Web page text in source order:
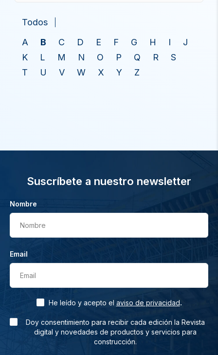
Todos
A
B C D E F G H I
J
K
L M N O P Q R
S
T
U V W X Y Z
Suscríbete a nuestro newsletter
Nombre
Nombre
Email
Email
He leído y acepto el aviso de privacidad.
Doy consentimiento para recibir cada edición la Revista
digital y novedades de productos y servicios para
construcción.